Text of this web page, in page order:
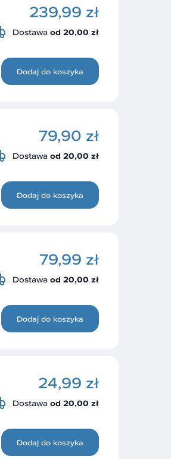
239,99 zł
Dostawa od 20,00 zł
Dodaj do koszyka
79,90 zł
Dostawa od 20,00 zł
Dodaj do koszyka
79,99 zł
Dostawa od 20,00 zł
Dodaj do koszyka
24,99 zł
Dostawa od 20,00 zł
Dodaj do koszyka